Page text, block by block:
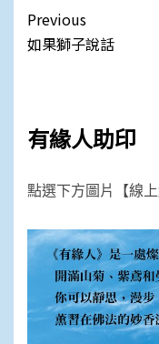
Post
navigation
Previous
如果獅子說話
有緣人助印
點選下方圖片【線